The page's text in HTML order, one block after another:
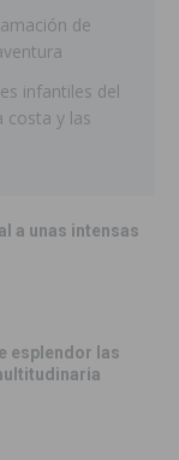
de
infantiles del
costa y las
a unas intensas
esplendor las